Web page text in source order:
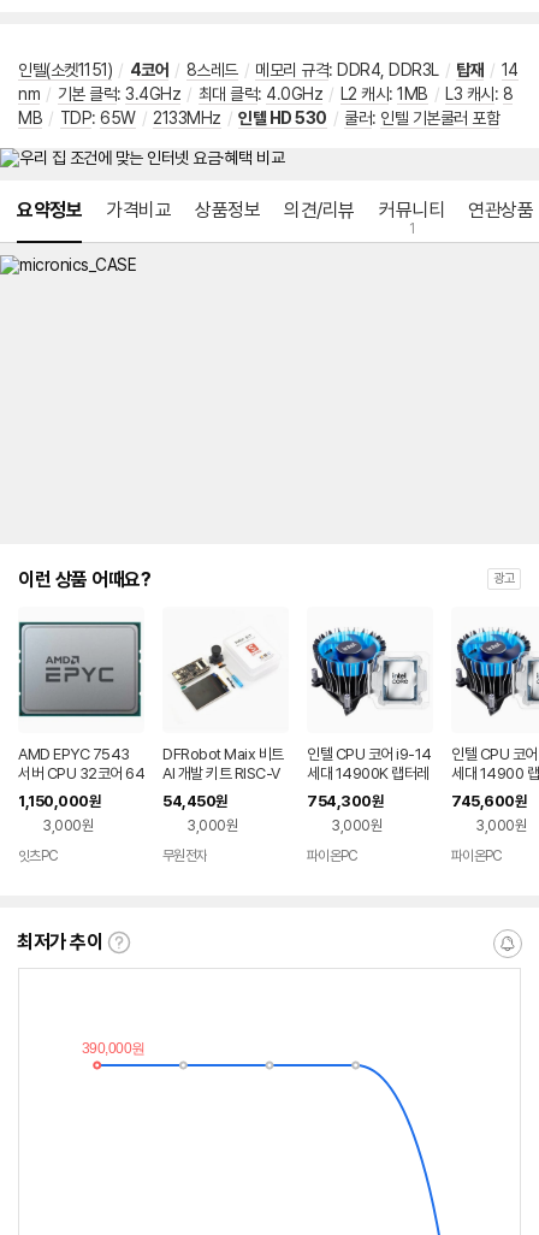
인텔(소켓1151) / 4코어 / 8스레드 / 메모리 규격: DDR4, DDR3L / 탑재 / 14
nm / 기본 클럭: 3.4GHz / 최대 클럭: 4.0GHz / L2 캐시: 1MB / L3 캐시 : 8
MB / TDP: 65W / 2133MHz / 인텔 HD 530 / 쿨러: 인텔 기본쿨러 포함
요약정보 가격비교 상품정보 의견/리뷰 커뮤니티
1
연관상품
이런 상품 어때요? 광고
AMD EPYC 7543
서버 CPU 32코어 64
스레드
1,150,000원
3,000원
잇츠PC
DFRobot Maix 비트
AI 개발 키트 RISC-V
K210 IoT (KIT0155)
54,450원
3,000원
무원전자
인텔 CPU 코어 i9-14
세대 14900K 랩터레
이크 리프레시 (벌크
+동판쿨러RH1)
754,300원
3,000원
파이온PC
인텔 CPU 코
세대 14900
크 리프레시 (
판쿨러RH1)
745,600원
3,000원
파이온PC
최저가 추이
최
이
란?
알